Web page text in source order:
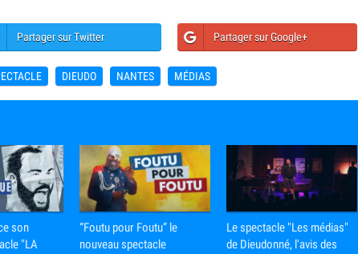
Partager sur Twitter Partager sur Google+
DIEUDO NANTES MÉDIAS
son
"LA
“Foutu pour Foutu” le
nouveau spectacle
Le spectacle "Les médias"
de Dieudonné, l'avis des